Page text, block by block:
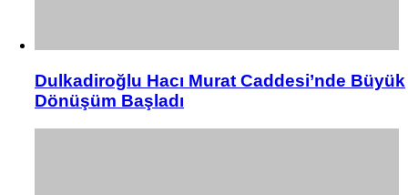
Dulkadiroğlu Hacı Murat Caddesi’nde Büyük
Dönüşüm Başladı